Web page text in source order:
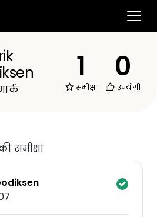
1
समीक्षा
0
उपयोगी
समीक्षा